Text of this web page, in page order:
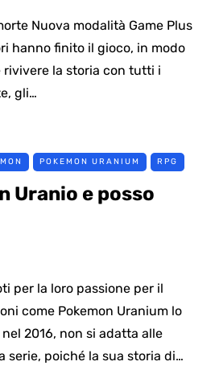
Nuova modalità Game Plus
hanno finito il gioco, in modo
rivivere la storia con tutti i
gli…
POKEMON URANIUM RPG
Uranio e posso
per la loro passione per il
come Pokemon Uranium lo
2016, non si adatta alle
serie, poiché la sua storia di…